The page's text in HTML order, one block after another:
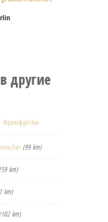
другие
Хан
(99 km)
km)
km)
(102 km)